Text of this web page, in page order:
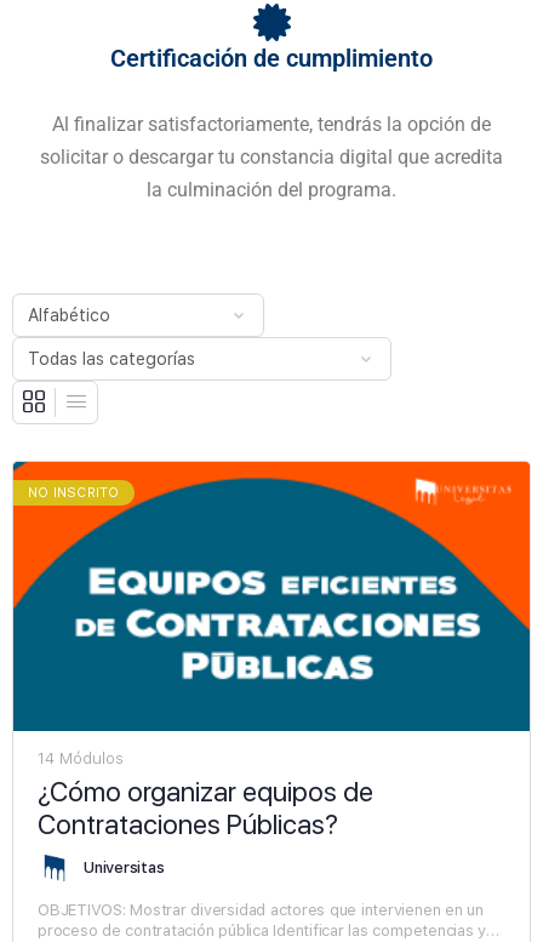
Certificación de cumplimiento
Al finalizar satisfactoriamente, tendrás la opción de
solicitar o descargar tu constancia digital que acredita
la culminación del programa.
NO INSCRITO
14 Módulos
¿Cómo organizar equipos de
Contrataciones Públicas?
Universitas
OBJETIVOS: Mostrar diversidad actores que intervienen en un
proceso de contratación pública Identificar las competencias y